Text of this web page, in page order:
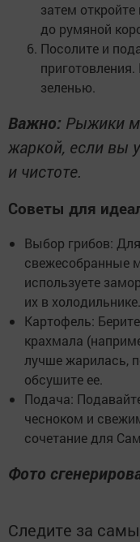
затем
до румяной
Посолите и
зеленью.
Важно: Рыжики
жаркой, если вы
и чистоте.
Советы для
Выбор грибов:
свежесобранные
используете
их в холодильнике.
Картофель:
крахмала
лучше жарилась,
обсушите ее.
Подача:
чесноком и
сочетание для
Фото
Следите за